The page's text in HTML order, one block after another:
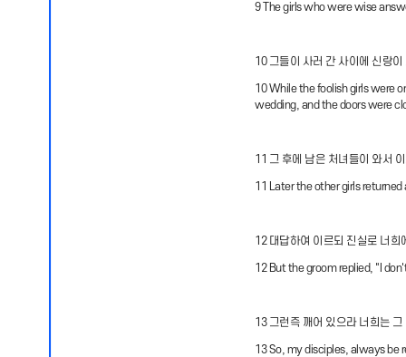
9 The girls who were wise
10 그들이 사러 간 사이에 신랑
10 While the foolish girls were
wedding, and the doors were
11 그 후에 남은 처녀들이 와서
11 Later the other girls returned
12 대답하여 이르되 진실로 너
12 But the groom replied, "I
13 그런즉 깨어 있으라 너희는
13 So, my disciples, always be